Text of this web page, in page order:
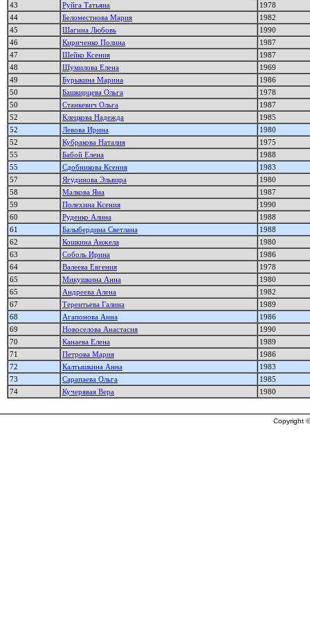
43
Руйга Татьяна
1978
44
Беломестнова Мария
1982
45
Шагина Любовь
1990
46
Кириченко Полина
1987
47
Шейко Ксения
1987
48
Шумилова Елена
1969
49
Бурыкина Марина
1986
50
Башкирцева Ольга
1978
50
Станкевич Ольга
1987
52
Клецкова Надежда
1985
52
Левова Ирина
1980
52
Кубракова Наталия
1975
55
Бабой Елена
1988
55
Сдобникова Ксения
1983
57
Ягудинова Эльвира
1980
58
Малкова Яна
1987
59
Полехина Ксения
1990
60
Руденко Алина
1988
61
Балыбердина Светлана
1988
62
Кошкина Анжела
1980
63
Соболь Ирина
1986
64
Валеева Евгения
1978
65
Микушкина Анна
1980
65
Андреева Алена
1982
67
Терентьева Галина
1989
68
Агапонова Анна
1986
69
Новоселова Анастасия
1990
70
Канаева Елена
1989
71
Петрова Мария
1986
72
Калтышкина Анна
1983
73
Сарапаева Ольга
1985
74
Кучерявая Вера 1980
Copyright